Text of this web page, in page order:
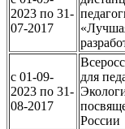
2023 по 31-
07-2017
c 01-09-
2023 по 31-
08-2017
для
России